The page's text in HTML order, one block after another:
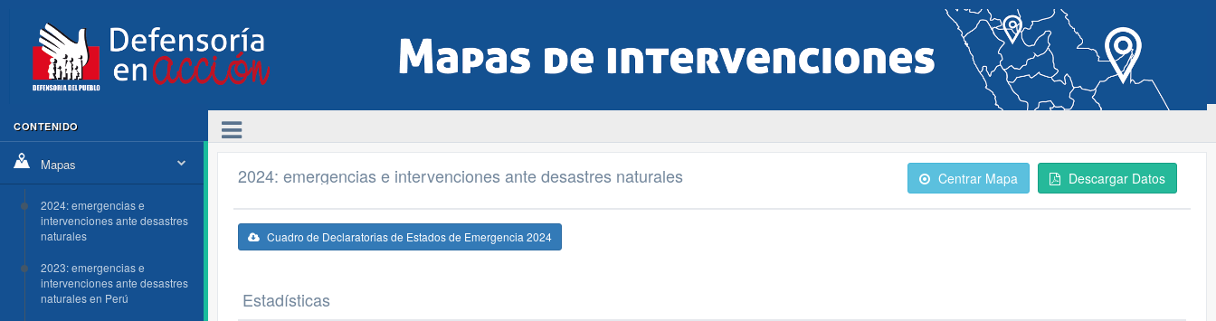
CONTENIDO
Mapas
2024: emergencias e
intervenciones ante desastres
naturales
2023: emergencias e
intervenciones ante desastres
naturales en Perú
2024: emergencias e intervenciones ante desastres naturales Centrar Mapa Descargar Datos
Cuadro de Declaratorias de Estados de Emergencia 2024
Estadísticas